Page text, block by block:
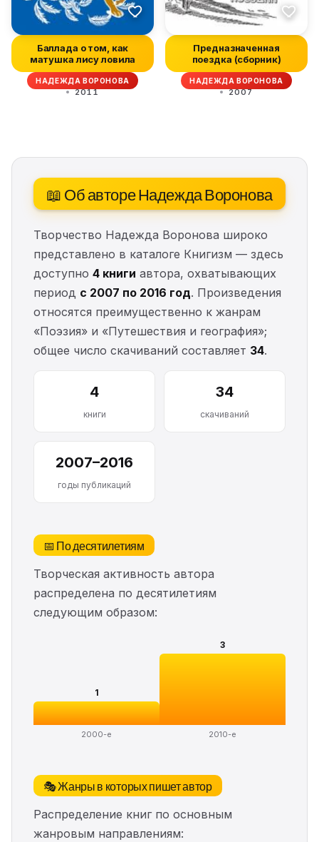
Баллада о том, как
матушка лису ловила
НАДЕЖДА ВОРОНОВА
2011
Предназначенная
поездка (сборник)
НАДЕЖДА ВОРОНОВА
2007
📖 Об авторе Надежда Воронова
Творчество Надежда Воронова широко
представлено в каталоге Книгизм — здесь
доступно 4 книги автора, охватывающих
период с 2007 по 2016 год. Произведения
относятся преимущественно к жанрам
«Поэзия» и «Путешествия и география»;
общее число скачиваний составляет 34.
4
книги
34
скачиваний
2007–2016
годы публикаций
📅 По десятилетиям
Творческая активность автора
распределена по десятилетиям
следующим образом:
1
2000-е
3
2010-е
🎭 Жанры в которых пишет автор
Распределение книг по основным
жанровым направлениям: